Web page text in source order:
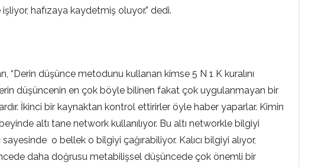
hafızaya kaydetmiş oluyor.” dedi.
düşünce metodunu kullanan kimse 5 N 1 K kuralını
düşüncenin en çok böyle bilinen fakat çok uygulanmayan bir
İkinci bir kaynaktan kontrol ettirirler öyle haber yaparlar. Kimin
altı tane network kullanılıyor. Bu altı networkle bilgiyi
o bellek o bilgiyi çağırabiliyor. Kalıcı bilgiyi alıyor,
daha doğrusu metabilişsel düşüncede çok önemli bir